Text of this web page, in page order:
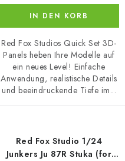
IN DEN KORB
Red Fox Studios Quick Set 3D-
Panels heben Ihre Modelle auf
ein neues Level! Einfache
Anwendung, realistische Details
und beeindruckende Tiefe im...
Red Fox Studio 1/24
Junkers Ju 87R Stuka (for